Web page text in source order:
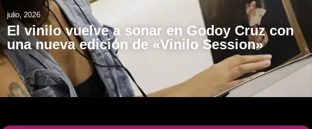
julio, 2026
El vinilo vuelve a sonar en Godoy Cruz con
una nueva edición de «Vinilo Session»